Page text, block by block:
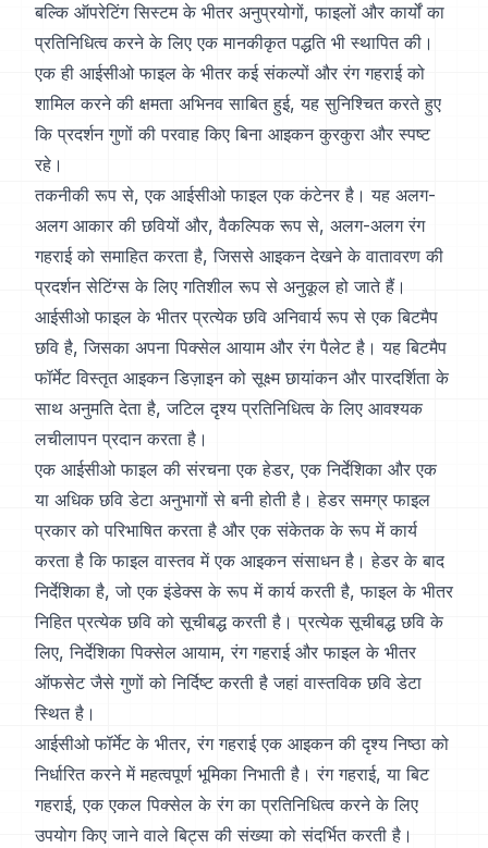
बल्कि ऑपरेटिंग सिस्टम के भीतर अनुप्रयोगों, फाइलों और कार्यों का
प्रतिनिधित्व करने के लिए एक मानकीकृत पद्धति भी स्थापित की।
एक ही आईसीओ फाइल के भीतर कई संकल्पों और रंग गहराई को
शामिल करने की क्षमता अभिनव साबित हुई, यह सुनिश्चित करते हुए
कि प्रदर्शन गुणों की परवाह किए बिना आइकन कुरकुरा और स्पष्ट
रहे।
तकनीकी रूप से, एक आईसीओ फाइल एक कंटेनर है। यह अलग-
अलग आकार की छवियों और, वैकल्पिक रूप से, अलग-अलग रंग
गहराई को समाहित करता है, जिससे आइकन देखने के वातावरण की
प्रदर्शन सेटिंग्स के लिए गतिशील रूप से अनुकूल हो जाते हैं।
आईसीओ फाइल के भीतर प्रत्येक छवि अनिवार्य रूप से एक बिटमैप
छवि है, जिसका अपना पिक्सेल आयाम और रंग पैलेट है। यह बिटमैप
फॉर्मेट विस्तृत आइकन डिज़ाइन को सूक्ष्म छायांकन और पारदर्शिता के
साथ अनुमति देता है, जटिल दृश्य प्रतिनिधित्व के लिए आवश्यक
लचीलापन प्रदान करता है।
एक आईसीओ फाइल की संरचना एक हेडर, एक निर्देशिका और एक
या अधिक छवि डेटा अनुभागों से बनी होती है। हेडर समग्र फाइल
प्रकार को परिभाषित करता है और एक संकेतक के रूप में कार्य
करता है कि फाइल वास्तव में एक आइकन संसाधन है। हेडर के बाद
निर्देशिका है, जो एक इंडेक्स के रूप में कार्य करती है, फाइल के भीतर
निहित प्रत्येक छवि को सूचीबद्ध करती है। प्रत्येक सूचीबद्ध छवि के
लिए, निर्देशिका पिक्सेल आयाम, रंग गहराई और फाइल के भीतर
ऑफसेट जैसे गुणों को निर्दिष्ट करती है जहां वास्तविक छवि डेटा
स्थित है।
आईसीओ फॉर्मेट के भीतर, रंग गहराई एक आइकन की दृश्य निष्ठा को
निर्धारित करने में महत्वपूर्ण भूमिका निभाती है। रंग गहराई, या बिट
गहराई, एक एकल पिक्सेल के रंग का प्रतिनिधित्व करने के लिए
उपयोग किए जाने वाले बिट्स की संख्या को संदर्भित करती है।